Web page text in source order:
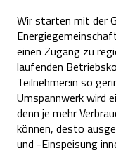
Wir starten mit der
einen Zugang zu
laufenden
Teilnehmer:in so
Umspannwerk wird
denn je mehr
können, desto
und -Einspeisung